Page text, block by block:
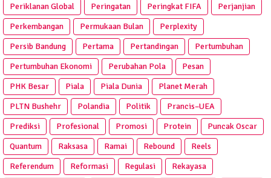
Periklanan Global
Peringatan Peringkat FIFA
Perjanjian
Perkembangan
Permukaan Bulan
Perplexity
Persib Bandung
Pertama Pertandingan
Pertumbuhan
Pertumbuhan Ekonomi
Perubahan Pola
Pesan
PHK Besar
Piala Piala Dunia
Planet Merah
PLTN Bushehr
Polandia Politik
Prancis–UEA
Prediksi
Profesional Promosi Protein
Puncak Oscar
Quantum
Raksasa Ramai Rebound
Reels
Referendum
Reformasi Regulasi
Rekayasa